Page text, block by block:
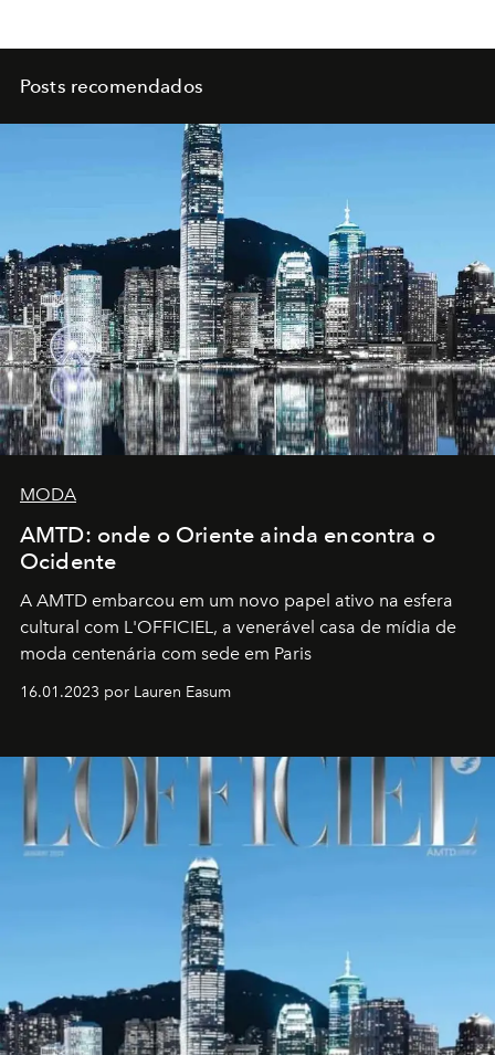
Posts recomendados
MODA
AMTD: onde o Oriente ainda encontra o
Ocidente
A AMTD embarcou em um novo papel ativo na esfera
cultural com L'OFFICIEL, a venerável casa de mídia de
moda centenária com sede em Paris
16.01.2023 por Lauren Easum